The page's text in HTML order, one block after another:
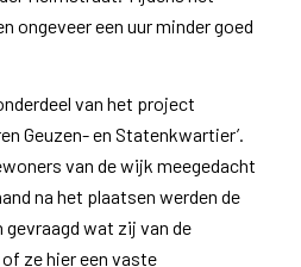
ongeveer een uur minder goed
van het project
Geuzen- en Statenkwartier’.
van de wijk meegedacht
na het plaatsen werden de
wat zij van de
ze hier een vaste